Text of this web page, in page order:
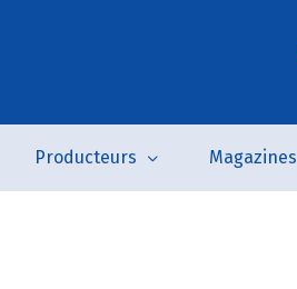
Producteurs Magazines